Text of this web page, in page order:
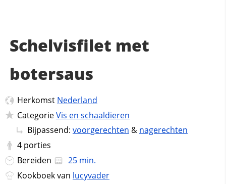
Schelvisfilet met
botersaus
Herkomst Nederland
CategorieVis en schaaldieren
Bijpassend: voorgerechten & nagerechten
4 porties
Bereiden
25 min.
Kookboek van lucyvader